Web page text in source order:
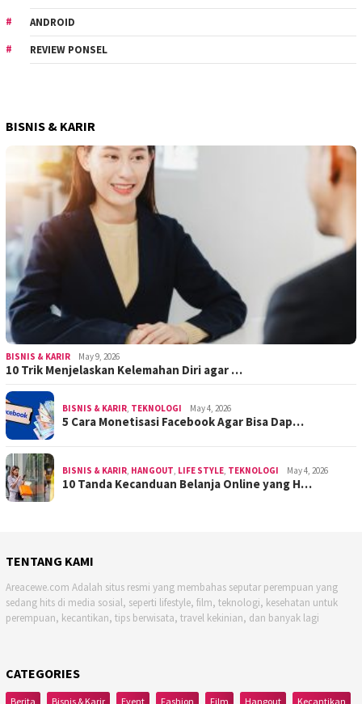
ANDROID
REVIEW PONSEL
BISNIS & KARIR
BISNIS & KARIR May 9, 2026
10 Trik Menjelaskan Kelemahan Diri agar …
BISNIS & KARIR TEKNOLOGI May 4, 2026
5 Cara Monetisasi Facebook Agar Bisa Dap…
BISNIS & KARIR HANGOUT LIFE STYLE TEKNOLOGI May 4, 2026
10 Tanda Kecanduan Belanja Online yang H…
TENTANG KAMI
Areacewe.com Adalah situs resmi yang membahas seputar perempuan yang
sedang hits di media sosial, seperti lifestyle, film, teknologi, kesehatan untuk
perempuan, kecantikan, tips berwisata, travel kekinian, dan banyak lagi
CATEGORIES
Berita Bisnis & Karir Event Fashion Film Hangout Kecantikan